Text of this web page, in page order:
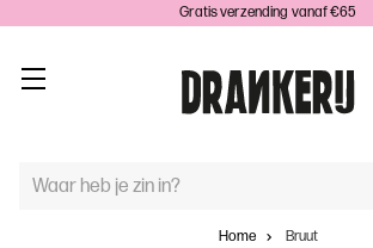
Gratis verzending vanaf €65
TREFWOORD
Home
Bruut